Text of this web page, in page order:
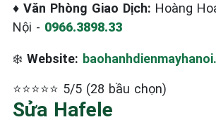
♦ Văn Phòng Giao Dịch: Hoàng
Nội - 0966.3898.33
❄️ Website:
⭐⭐⭐⭐⭐ 5/5 (28 bầu chọn)
Sửa Hafele